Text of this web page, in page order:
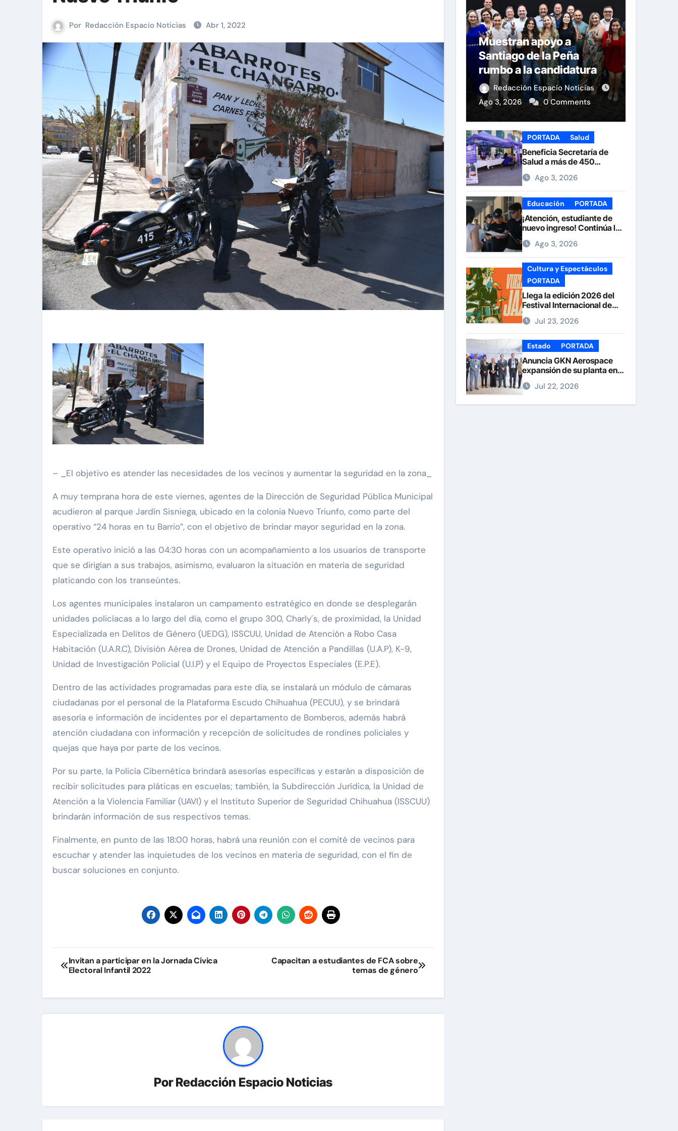
Por Redacción Espacio Noticias Abr 1, 2022
– _El objetivo es atender las necesidades de los vecinos y aumentar la seguridad en la zona_
A muy temprana hora de este viernes, agentes de la Dirección de Seguridad Pública Municipal
acudieron al parque Jardín Sisniega, ubicado en la colonia Nuevo Triunfo, como parte del
operativo “24 horas en tu Barrio”, con el objetivo de brindar mayor seguridad en la zona.
Este operativo inició a las 04:30 horas con un acompañamiento a los usuarios de transporte
que se dirigían a sus trabajos, asimismo, evaluaron la situación en materia de seguridad
platicando con los transeúntes.
Los agentes municipales instalaron un campamento estratégico en donde se desplegarán
unidades policíacas a lo largo del día, como el grupo 300, Charly´s, de proximidad, la Unidad
Especializada en Delitos de Género (UEDG), ISSCUU, Unidad de Atención a Robo Casa
Habitación (U.A.R.C), División Aérea de Drones, Unidad de Atención a Pandillas (U.A.P), K-9,
Unidad de Investigación Policial (U.I.P) y el Equipo de Proyectos Especiales (E.P.E).
Dentro de las actividades programadas para este día, se instalará un módulo de cámaras
ciudadanas por el personal de la Plataforma Escudo Chihuahua (PECUU), y se brindará
asesoría e información de incidentes por el departamento de Bomberos, además habrá
atención ciudadana con información y recepción de solicitudes de rondines policiales y
quejas que haya por parte de los vecinos.
Por su parte, la Policía Cibernética brindará asesorías específicas y estarán a disposición de
recibir solicitudes para pláticas en escuelas; también, la Subdirección Jurídica, la Unidad de
Atención a la Violencia Familiar (UAVI) y el Instituto Superior de Seguridad Chihuahua (ISSCUU)
brindarán información de sus respectivos temas.
Finalmente, en punto de las 18:00 horas, habrá una reunión con el comité de vecinos para
escuchar y atender las inquietudes de los vecinos en materia de seguridad, con el fin de
buscar soluciones en conjunto.
Navegación
de
entradas
Invitan a participar en la Jornada Cívica
Electoral Infantil 2022
Capacitan a estudiantes de FCA sobre
temas de género
PorRedacción Espacio Noticias
Muestran apoyo a
Santiago de la Peña
rumbo a la candidatura
del PAN a la Presidencia
Municipal
Redacción Espacio Noticias
Ago 3, 2026
0 Comments
PORTADA Salud
Beneficia Secretaría de
Salud a más de 450
personas durante la Feria
de la Salud en la Plaza de
Armas
Ago 3, 2026
Educación PORTADA
¡Atención, estudiante de
nuevo ingreso! Continúa la
recepción de documentos
en la UACH.
Ago 3, 2026
Cultura y Espectáculos
PORTADA
Llega la edición 2026 del
Festival Internacional de
Jazz Armando Nuñez
Jul 23, 2026
Estado PORTADA
Anuncia GKN Aerospace
expansión de su planta en
Chihuahua
Jul 22, 2026